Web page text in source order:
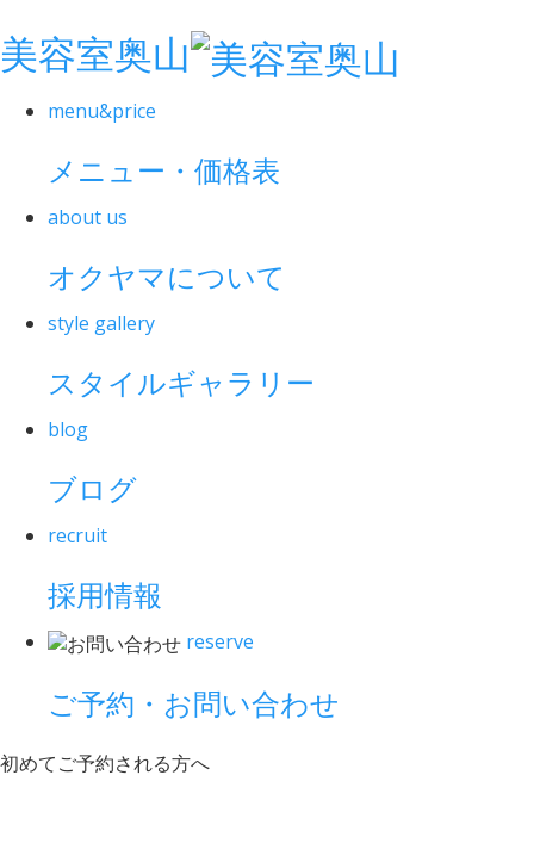
美容室奥山
menu&price
メニュー・価格表
about us
オクヤマについて
style gallery
スタイルギャラリー
blog
ブログ
recruit
採用情報
reserve
ご予約・お問い合わせ
初めてご予約される方へ